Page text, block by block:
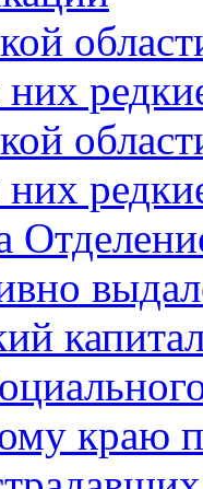
них
них
краю